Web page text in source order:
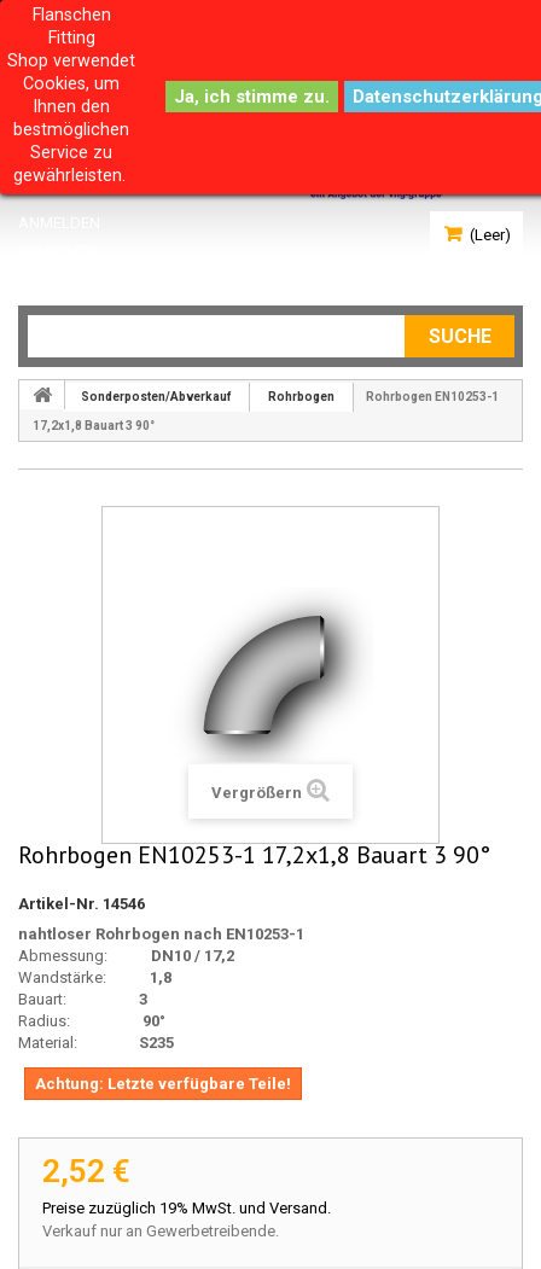
(Leer)
SUCHE
Flanschen
Fitting
Shop verwendet
Cookies, um
Ihnen den
bestmöglichen
Service zu
gewährleisten.
Sonderposten/Abverkauf Rohrbogen Rohrbogen EN10253-1
17,2x1,8 Bauart 3 90°
Vergrößern
Rohrbogen EN10253-1 17,2x1,8 Bauart 3 90°
Artikel-Nr. 14546
nahtloser Rohrbogen nach EN10253-1
Abmessung: DN10 / 17,2
Wandstärke:
1,8
Bauart: 3
Radius: 90°
Material: S235
Achtung: Letzte verfügbare Teile!
2,52 €
Preise zuzüglich 19% MwSt. und Versand.
Verkauf nur an Gewerbetreibende.